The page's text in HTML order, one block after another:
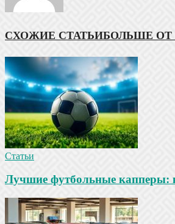
СХОЖИЕ СТАТЬИБОЛЬШЕ ОТ
Статьи
Лучшие футбольные капперы: